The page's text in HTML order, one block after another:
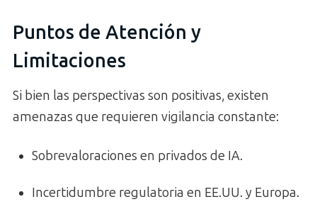
Puntos de Atención y
Limitaciones
Si bien las perspectivas son positivas, existen
amenazas que requieren vigilancia constante:
Sobrevaloraciones en privados de IA.
Incertidumbre regulatoria en EE.UU. y Europa.